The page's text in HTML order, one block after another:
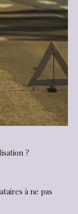
?
à ne pas